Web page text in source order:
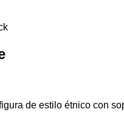
de estilo étnico con